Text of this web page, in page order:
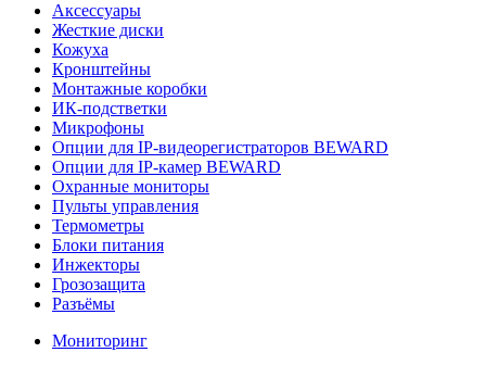
Аксессуары
Жесткие диски
Кожуха
Кронштейны
Монтажные коробки
ИК-подстветки
Микрофоны
Опции для IP-видеорегистраторов BEWARD
Опции для IP-камер BEWARD
Охранные мониторы
Пульты управления
Термометры
Блоки питания
Инжекторы
Грозозащита
Разъёмы
Мониторинг